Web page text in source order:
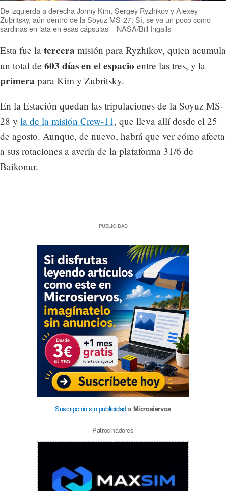
De izquierda a derecha Jonny Kim, Sergey Ryzhikov y Alexey
Zubritsky, aún dentro de la Soyuz MS-27. Sí, se va un poco como
sardinas en lata en esas cápsulas – NASA/Bill Ingalls
Esta fue la tercera misión para Ryzhikov, quien acumula
un total de 603 días en el espacio entre las tres, y la
primera para Kim y Zubritsky.
En la Estación quedan las tripulaciones de la Soyuz MS-
28 y la de la misión Crew-11 , que lleva allí desde el 25
de agosto. Aunque, de nuevo, habrá que ver cómo afecta
a sus rotaciones a avería de la plataforma 31/6 de
Baikonur.
PUBLICIDAD
Suscripción sin publicidada Microsiervos
Patrocinadores